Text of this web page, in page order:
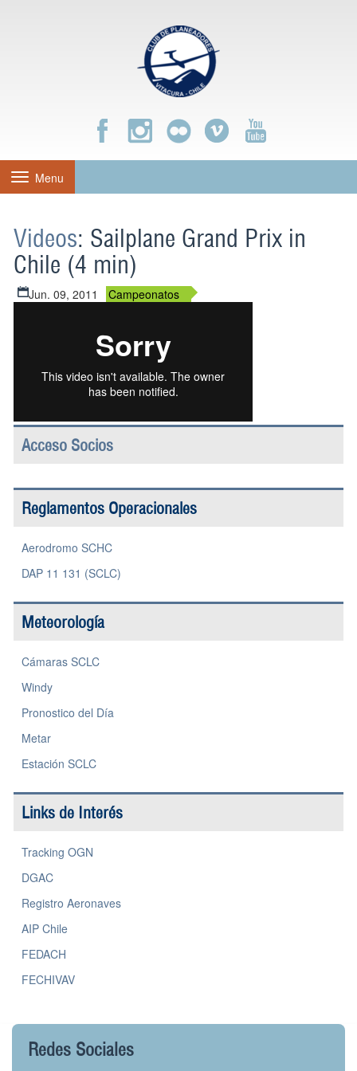
Toggle
navigation
Menu
Videos: Sailplane Grand Prix in
Chile (4 min)
Jun. 09, 2011 Campeonatos
Acceso Socios
Reglamentos Operacionales
Aerodromo SCHC
DAP 11 131 (SCLC)
Meteorología
Cámaras SCLC
Windy
Pronostico del Día
Metar
Estación SCLC
Links de Interés
Tracking OGN
DGAC
Registro Aeronaves
AIP Chile
FEDACH
FECHIVAV
Redes Sociales